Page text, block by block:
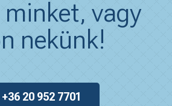
vagy
nekünk!
+36 20 952 7701